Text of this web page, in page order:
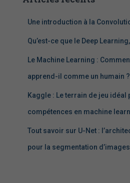
Une introduction à la
Qu’est-ce que le Deep
Le Machine Learning :
apprend-il comme un humain ?
Kaggle : Le terrain de jeu
compétences en machine
Tout savoir sur U-Net :
pour la segmentation d’images